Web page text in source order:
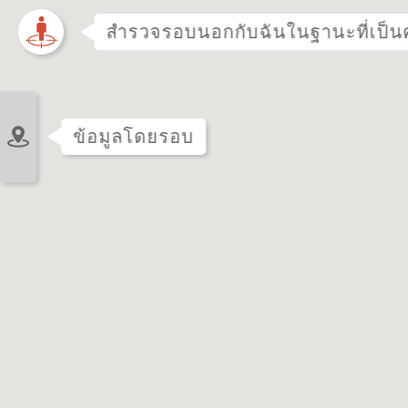
สำรวจรอบนอกกับฉันในฐานะที่เป็น
ข้อมูลโดยรอบ